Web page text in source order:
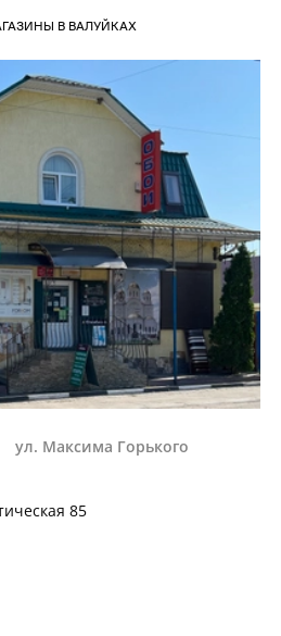
В ВАЛУЙКАХ
ул. Максима Горького
85